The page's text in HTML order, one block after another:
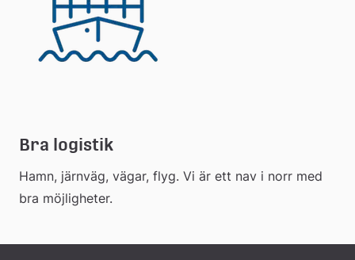
Bra logistik
Hamn, järnväg, vägar, flyg. Vi är ett nav i norr med
bra möjligheter.